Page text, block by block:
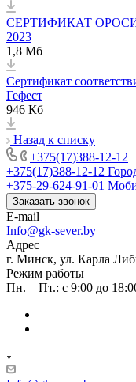
СЕРТИФИКАТ
2023
1,8 Мб
Сертификат
Гефест
946 Кб
Назад к списку
+375(17)388-12-12
+375(17)388-12-12
+375-29-624-91-01
Заказать звонок
E-mail
Info@gk-sever.by
Адрес
г. Минск, ул. Карла
Режим работы
Пн. – Пт.: с 9:00 до